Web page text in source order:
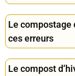
Le compostage
ces erreurs
Le compost